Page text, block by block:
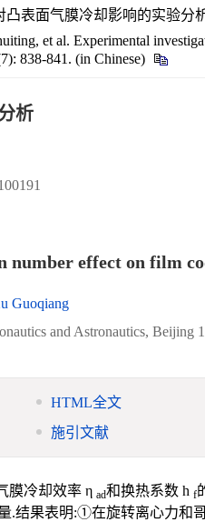
表面气膜冷却影响的实验分
et al. Experimental
838-841. (in Chinese)
析
effect on film
Guoqiang
and Astronautics, Beijing
HTML全文
施引文献
膜冷却效率 η ad和换热系数 h f
.结果表明:①在旋转离心力和